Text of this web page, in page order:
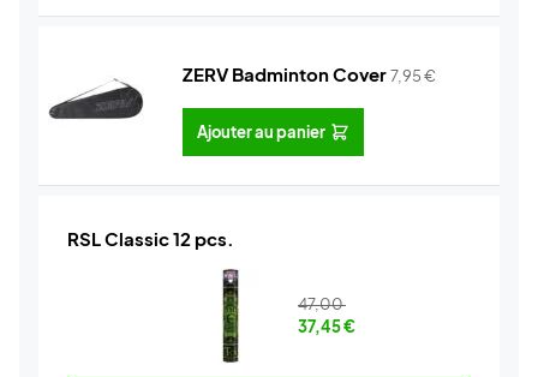
ZERV Badminton Cover7,95€
Ajouter au panier
RSL Classic 12 pcs.
47,00
37,45€